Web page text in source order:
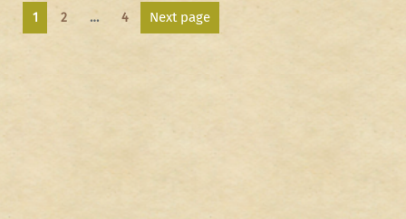
Seitennummerierung
der
Page
1 Page
2 … Page
4 Next page